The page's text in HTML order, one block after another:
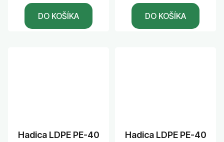
DO KOŠÍKA DO KOŠÍKA
Hadica LDPE PE-40
Hadica LDPE PE-40